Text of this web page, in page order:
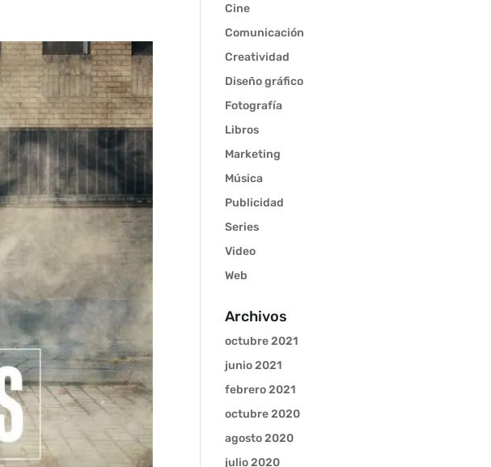
Cine
Comunicación
Creatividad
Diseño gráfico
Fotografía
Libros
Marketing
Música
Publicidad
Series
Video
Web
Archivos
octubre 2021
junio 2021
febrero 2021
octubre 2020
agosto 2020
julio 2020